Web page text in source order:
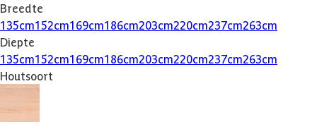
Breedte
135cm152cm169cm186cm203cm220cm237cm263cm
Diepte
135cm152cm169cm186cm203cm220cm237cm263cm
Houtsoort